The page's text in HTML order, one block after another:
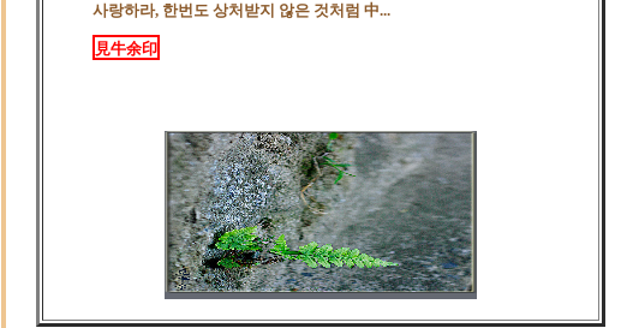
사랑하라, 한번도 상처받지 않은 것처럼 中...
見牛余印